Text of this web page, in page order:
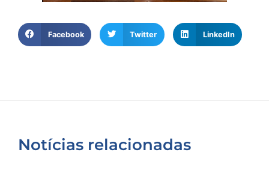
Facebook Twitter LinkedIn
Notícias relacionadas